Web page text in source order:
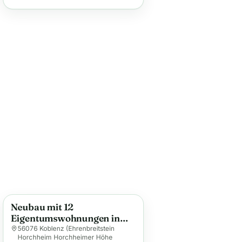
Anzeige
Neubau mit 12
Eigentumswohnungen in
Koblenz (WHG 12)
56076 Koblenz (Ehrenbreitstein
Horchheim Horchheimer Höhe